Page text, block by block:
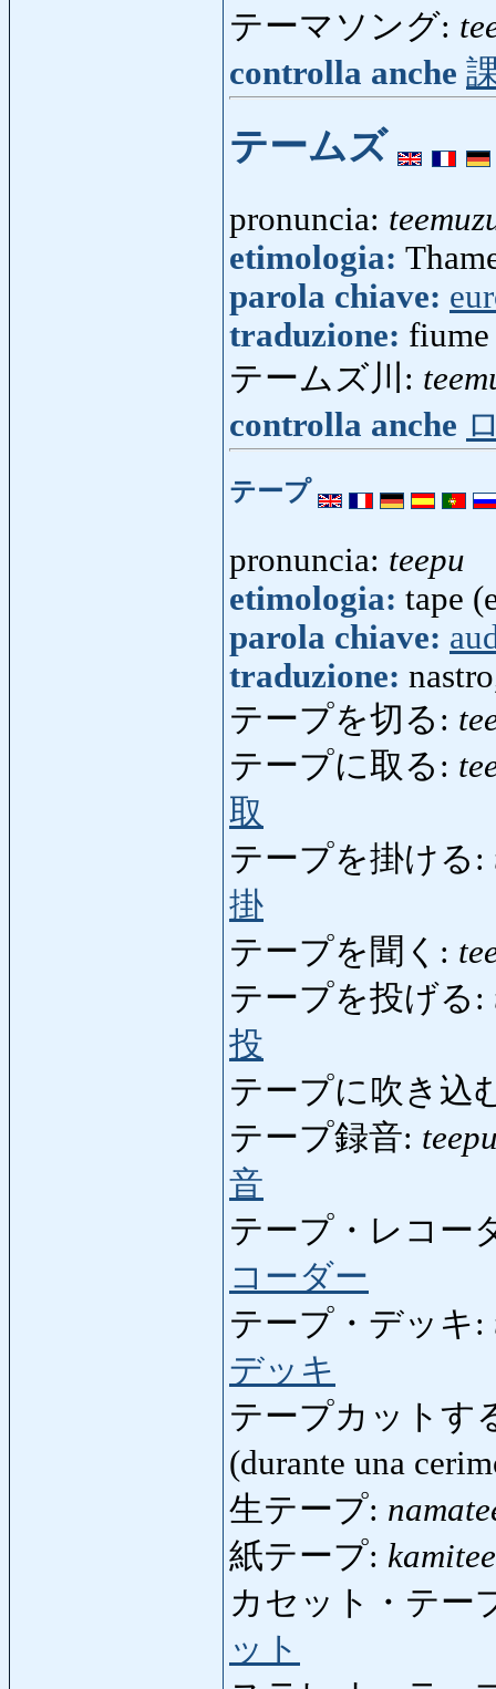
テーマソング:
controlla anche
テームズ
pronuncia:
etimologia:
parola chiave:
traduzione:
テームズ川:
controlla anche
テープ
pronuncia: teepu
etimologia: tape
parola chiave:
traduzione:
テープを切る:
テープに取る:
取
テープを掛ける:
掛
テープを聞く:
テープを投げる:
投
テープに吹き込
テープ録音:
音
テープ・レコー
コーダー
テープ・デッキ:
デッキ
テープカットす
(durante una
生テープ:
紙テープ:
カセット・テー
ット